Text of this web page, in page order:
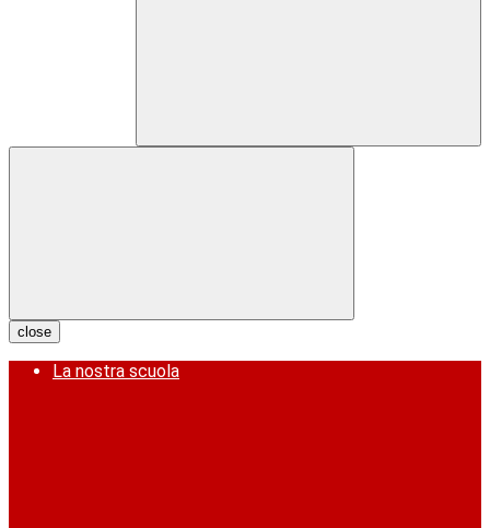
close
La nostra scuola